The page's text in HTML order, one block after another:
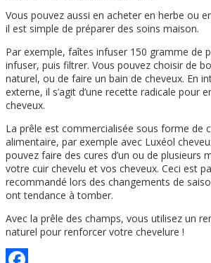
Vous pouvez aussi en acheter en herbe ou
il est simple de préparer des soins maison.
Par exemple, faîtes infuser 150 gramme de
infuser, puis filtrer. Vous pouvez choisir de
naturel, ou de faire un bain de cheveux. En
externe, il s’agit d’une recette radicale pour
cheveux.
La prêle est commercialisée sous forme de
alimentaire, par exemple avec Luxéol
pouvez faire des cures d’un ou de plusieurs
votre cuir chevelu et vos cheveux. Ceci est
recommandé lors des changements de
ont tendance à tomber.
Avec la prêle des champs, vous utilisez un
naturel pour renforcer votre chevelure !